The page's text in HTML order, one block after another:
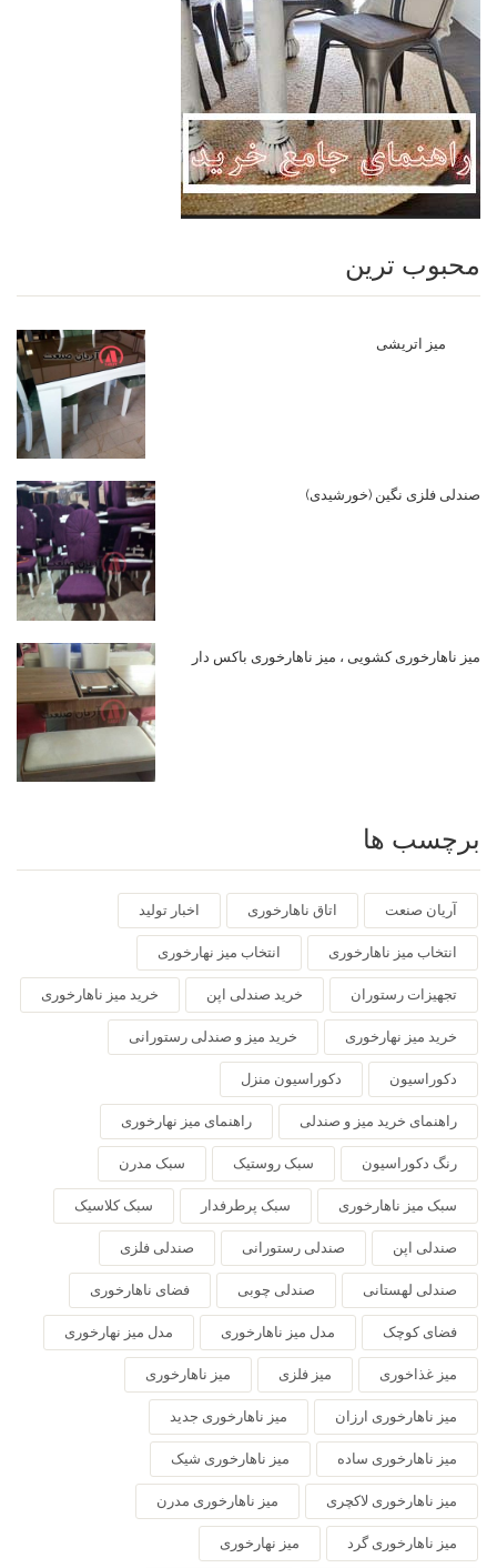
محبوب ترین
میز اتریشی
صندلی فلزی نگین (خورشیدی)
میز ناهارخوری کشویی ، میز ناهارخوری باکس دار
برچسب ها
آریان صنعت اتاق ناهارخوری اخبار تولید
انتخاب میز ناهارخوری انتخاب میز نهارخوری
تجهیزات رستوران خرید صندلی اپن خرید میز ناهارخوری
خرید میز نهارخوری خرید میز و صندلی رستورانی
دکوراسیون دکوراسیون منزل
راهنمای خرید میز و صندلی راهنمای میز نهارخوری
رنگ دکوراسیون سبک روستیک سبک مدرن
سبک میز ناهارخوری سبک پرطرفدار سبک کلاسیک
صندلی اپن صندلی رستورانی صندلی فلزی
صندلی لهستانی صندلی چوبی فضای ناهارخوری
فضای کوچک مدل میز ناهارخوری مدل میز نهارخوری
میز غذاخوری میز فلزی میز ناهارخوری
میز ناهارخوری ارزان میز ناهارخوری جدید
میز ناهارخوری ساده میز ناهارخوری شیک
میز ناهارخوری لاکچری میز ناهارخوری مدرن
میز ناهارخوری گرد میز نهارخوری